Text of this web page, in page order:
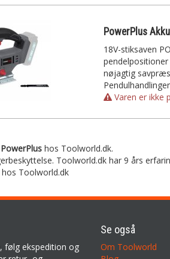
18V-stiksaven
nøjagtig
Varen er ikke
PowerPlus hos Toolworld.dk.
Toolworld.dk har 9 års
Toolworld.dk
følg ekspedition og
Se også
Om Toolworld